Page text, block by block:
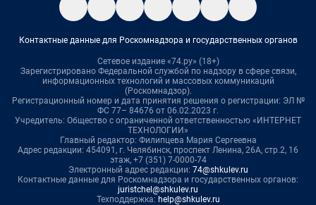
Контактные данные для Роскомнадзора и государственных органов
Сетевое издание «74.ру» (18+)
Зарегистрировано Федеральной службой по надзору в сфере связи,
информационных технологий и массовых коммуникаций
(Роскомнадзор).
Регистрационный номер и дата принятия решения о регистрации: ЭЛ №
ФС 77– 84676 от 06.02.2023 г.
Учредитель: Общество с ограниченной ответственностью «ИНТЕРНЕТ
ТЕХНОЛОГИИ»
Главный редактор: Филипцева Мария Сергеевна
Адрес редакции: 454091, г. Челябинск, проспект Ленина, 26А, стр.2, 16
этаж, +7 (351) 7-0000-74
Электронный адрес редакции: 74@shkulev.ru
Контактные данные для Роскомнадзора и государственных органов:
juristchel@shkulev.ru
Техподдержка: help@shkulev.ru